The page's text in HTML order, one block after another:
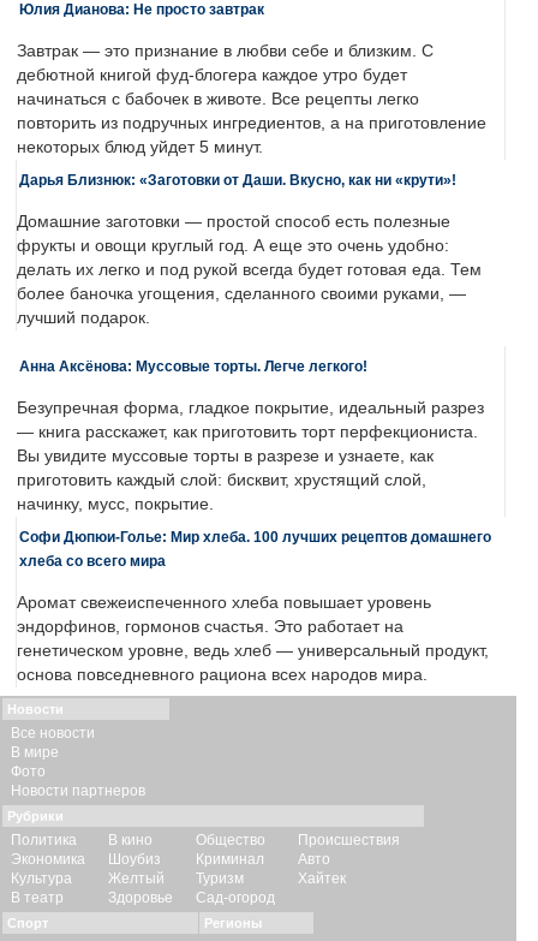
Юлия Дианова: Не просто завтрак
Завтрак — это признание в любви себе и близким. С
дебютной книгой фуд-блогера каждое утро будет
начинаться с бабочек в животе. Все рецепты легко
повторить из подручных ингредиентов, а на приготовление
некоторых блюд уйдет 5 минут.
Дарья Близнюк: «Заготовки от Даши. Вкусно, как ни «крути»!
Домашние заготовки — простой способ есть полезные
фрукты и овощи круглый год. А еще это очень удобно:
делать их легко и под рукой всегда будет готовая еда. Тем
более баночка угощения, сделанного своими руками, —
лучший подарок.
Анна Аксёнова: Муссовые торты. Легче легкого!
Безупречная форма, гладкое покрытие, идеальный разрез
— книга расскажет, как приготовить торт перфекциониста.
Вы увидите муссовые торты в разрезе и узнаете, как
приготовить каждый слой: бисквит, хрустящий слой,
начинку, мусс, покрытие.
Софи Дюпюи-Голье: Мир хлеба. 100 лучших рецептов домашнего
хлеба со всего мира
Аромат свежеиспеченного хлеба повышает уровень
эндорфинов, гормонов счастья. Это работает на
генетическом уровне, ведь хлеб — универсальный продукт,
основа повседневного рациона всех народов мира.
Новости
Все новости
В мире
Фото
Новости партнеров
Рубрики
Политика
Экономика
Культура
В театр
В кино
Шоубиз
Желтый
Здоровье
Общество
Криминал
Туризм
Сад-огород
Происшествия
Авто
Хайтек
Спорт Регионы